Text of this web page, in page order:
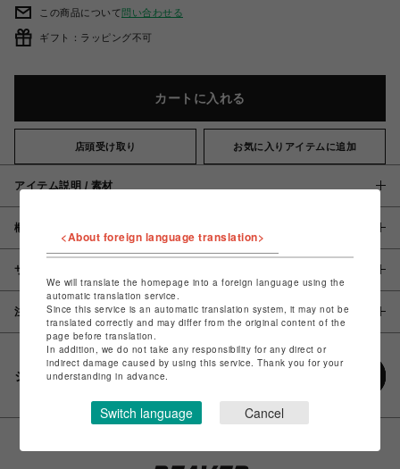
この商品について問い合わせる
ギフト：ラッピング不可
カートに入れる
店頭受け取り お気に入りアイテムに追加
アイテム説明 / 素材
概要
サイズ
注意事項
シェアする
<About foreign language translation>
We will translate the homepage into a foreign language using the
automatic translation service.
Since this service is an automatic translation system, it may not be
translated correctly and may differ from the original content of the
page before translation.
In addition, we do not take any responsibility for any direct or
indirect damage caused by using this service. Thank you for your
understanding in advance.
Switch language Cancel